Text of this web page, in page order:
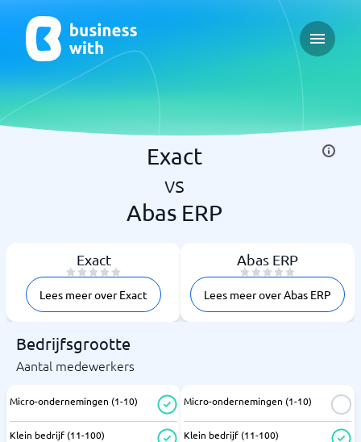
Open
Exact
vs
Abas ERP
Exact
Lees meer over Exact
Abas ERP
Lees meer over Abas ERP
Bedrijfsgrootte
Aantal medewerkers
Micro-ondernemingen (1-10)
Klein bedrijf (11-100)
Micro-ondernemingen (1-10)
Klein bedrijf (11-100)